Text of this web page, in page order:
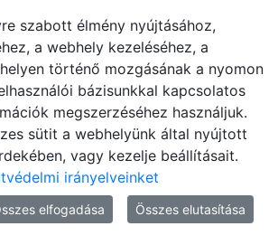
Informatikai Igazgatóság
Adatvédelem
© MATE 2021
szabott élmény nyújtásához,
a webhely kezeléséhez, a
történő mozgásának a nyomon
bázisunkkal kapcsolatos
megszerzéséhez használjuk.
sütit a webhelyünk által nyújtott
vagy kezelje beállításait.
irányelveinket
elfogadása Összes elutasítása